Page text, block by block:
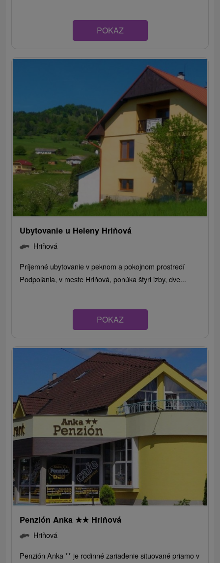
POKAZ
Ubytovanie u Heleny Hriňová
Hriňová
Príjemné ubytovanie v peknom a pokojnom prostredí
Podpoľania, v meste Hriňová, ponúka štyri izby, dve...
POKAZ
Penzión Anka ★★ Hriňová
Hriňová
Penzión Anka ** je rodinné zariadenie situované priamo v